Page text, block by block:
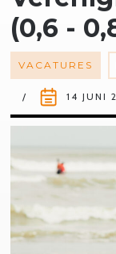
(0,6 -
VACATURES
14 JUNI